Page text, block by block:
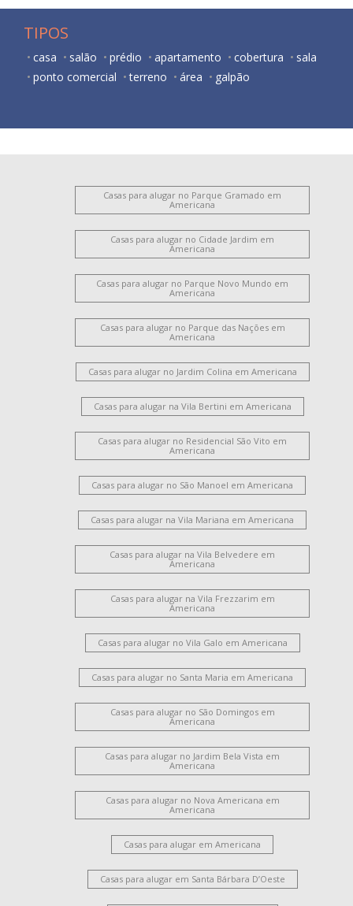
TIPOS
casa salão prédio apartamento cobertura
sala
ponto comercial
terreno área galpão
Casas para alugar no Parque Gramado em
Americana
Casas para alugar no Cidade Jardim em
Americana
Casas para alugar no Parque Novo Mundo em
Americana
Casas para alugar no Parque das Nações em
Americana
Casas para alugar no Jardim Colina em Americana
Casas para alugar na Vila Bertini em Americana
Casas para alugar no Residencial São Vito em
Americana
Casas para alugar no São Manoel em Americana
Casas para alugar na Vila Mariana em Americana
Casas para alugar na Vila Belvedere em
Americana
Casas para alugar na Vila Frezzarim em
Americana
Casas para alugar no Vila Galo em Americana
Casas para alugar no Santa Maria em Americana
Casas para alugar no São Domingos em
Americana
Casas para alugar no Jardim Bela Vista em
Americana
Casas para alugar no Nova Americana em
Americana
Casas para alugar em Americana
Casas para alugar em Santa Bárbara D’Oeste